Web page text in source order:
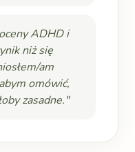
ADHD i
niż się
am
omówić,
zasadne."